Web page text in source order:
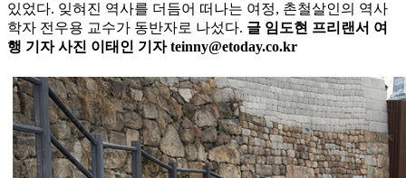
있었다. 잊혀진 역사를 더듬어 떠나는 여정, 촌철살인의 역사
학자 전우용 교수가 동반자로 나섰다. 글 임도현 프리랜서 여
행 기자 사진 이태인 기자 teinny@etoday.co.kr